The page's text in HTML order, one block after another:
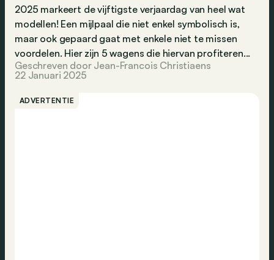
2025 markeert de vijftigste verjaardag van heel wat
modellen! Een mijlpaal die niet enkel symbolisch is,
maar ook gepaard gaat met enkele niet te missen
voordelen. Hier zijn 5 wagens die hiervan profiteren...
Geschreven door Jean-Francois Christiaens
22 Januari 2025
ADVERTENTIE